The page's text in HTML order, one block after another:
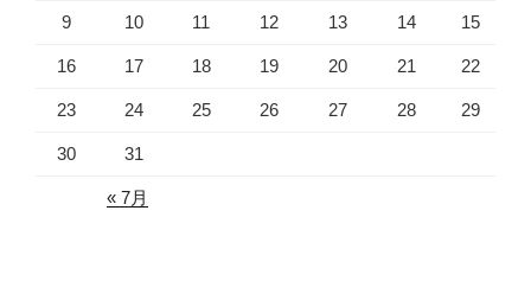
9 10 11 12 13 14 15
16 17 18 19 20 21 22
23 24 25 26 27 28 29
30 31
« 7月